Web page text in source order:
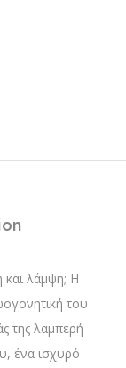
και λάμψη; Η
του
της λαμπερή
ένα ισχυρό